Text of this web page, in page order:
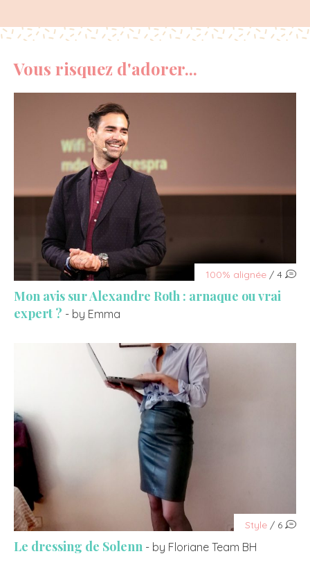
Vous risquez d'adorer...
100% alignée / 4
Mon avis sur Alexandre Roth : arnaque ou vrai
expert ? - by Emma
Style / 6
Le dressing de Solenn - by Floriane Team BH